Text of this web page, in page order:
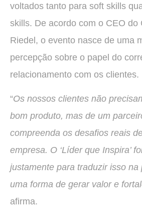
voltados tanto para soft skills
skills. De acordo com o CEO do
Riedel, o evento nasce de uma
percepção sobre o papel do
relacionamento com os clientes.
“Os nossos clientes não
bom produto, mas de um
compreenda os desafios reais
empresa. O ‘Líder que Inspira’
justamente para traduzir isso na
uma forma de gerar valor e
afirma.